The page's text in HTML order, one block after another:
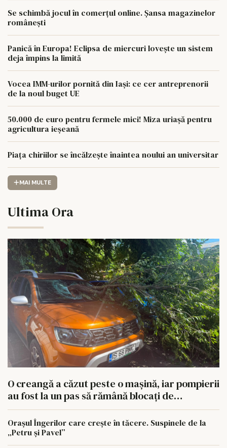
Se schimbă jocul în comerțul online. Șansa magazinelor
românești
Panică în Europa! Eclipsa de miercuri lovește un sistem
deja împins la limită
Vocea IMM-urilor pornită din Iași: ce cer antreprenorii
de la noul buget UE
50.000 de euro pentru fermele mici! Miza uriașă pentru
agricultura ieșeană
Piața chiriilor se încălzește înaintea noului an universitar
MAI MULTE
Ultima Ora
O creangă a căzut peste o mașină, iar pompierii
au fost la un pas să rămână blocați de
autoturismele parcate aiurea
Orașul Îngerilor care crește în tăcere. Suspinele de la
„Petru și Pavel”